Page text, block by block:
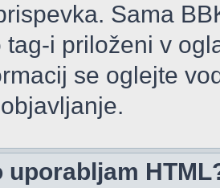
Sama
tag-i priloženi v
se oglejte
uporabljam